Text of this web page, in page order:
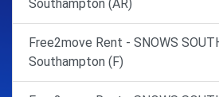
Southampton (AR)
Free2move Rent - SNOWS
Southampton (F)